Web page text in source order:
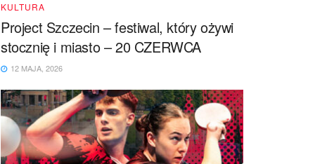
KULTURA
Project Szczecin – festiwal, który ożywi
stocznię i miasto – 20 CZERWCA
12 MAJA, 2026